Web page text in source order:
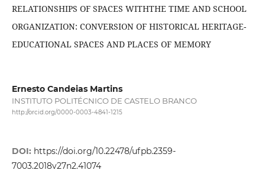
RELATIONSHIPS OF SPACES WITHTHE TIME AND SCHOOL
ORGANIZATION: CONVERSION OF HISTORICAL HERITAGE-
EDUCATIONAL SPACES AND PLACES OF MEMORY
Ernesto Candeias Martins
INSTITUTO POLITÉCNICO DE CASTELO BRANCO
http://orcid.org/0000-0003-4841-1215
DOI: https://doi.org/10.22478/ufpb.2359-
7003.2018v27n2.41074